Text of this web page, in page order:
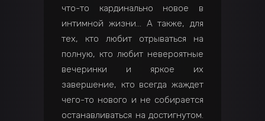
что-то кардинально новое в
интимной жизни… А также, для
тех, кто любит отрываться на
полную, кто любит невероятные
вечеринки и яркое их
завершение, кто всегда жаждет
чего-то нового и не собирается
останавливаться на достигнутом.